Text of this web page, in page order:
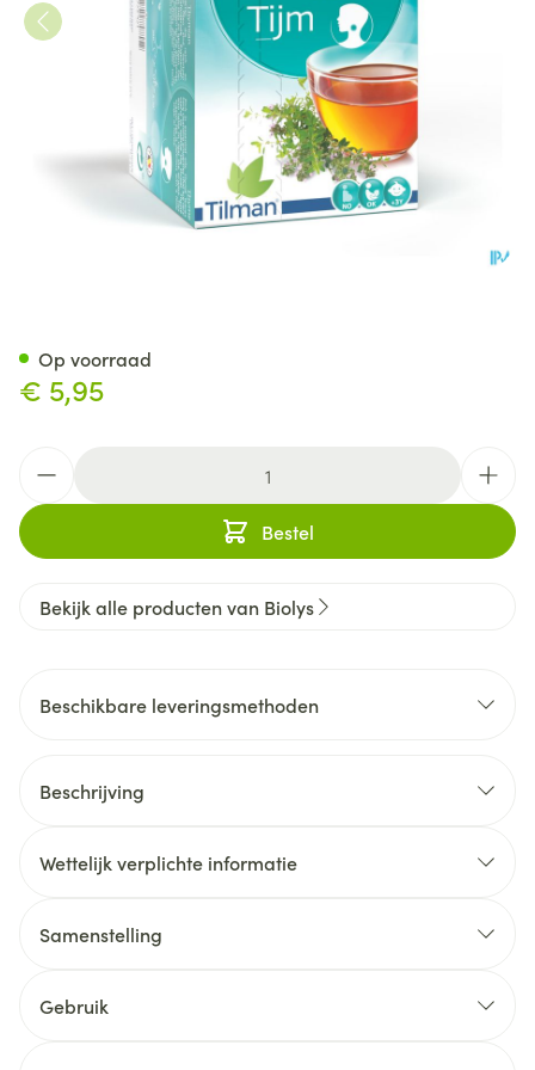
€ 5,95
Bestel
Op voorraad
Bekijk alle producten van Biolys
Beschikbare leveringsmethoden
Beschrijving
Wettelijk verplichte informatie
Samenstelling
Gebruik